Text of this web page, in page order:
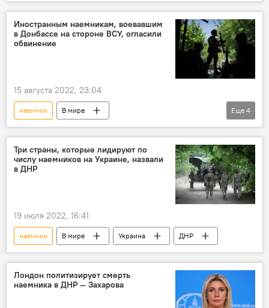
Спецоперация России по защите Донбасса
ДНР
суд
Украина
гражданство
взятка
Иностранным наемникам, воевавшим
в Донбассе на стороне ВСУ, огласили
обвинение
15 августа 2022, 23:04
наемник
В мире
Спецоперация России по защите Донбасса
ДНР
суд обвинение
Еще 4
Три страны, которые лидируют по
числу наемников на Украине, назвали
в ДНР
19 июля 2022, 16:41
наемник В мире Украина ДНР
Лондон политизирует смерть
наемника в ДНР — Захарова